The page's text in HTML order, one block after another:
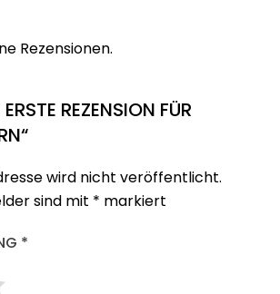
Rezensionen.
REZENSION FÜR
wird nicht veröffentlicht.
sind mit * markiert
*